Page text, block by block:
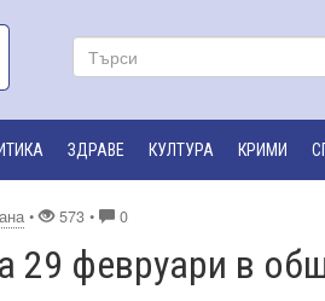
ЗДРАВЕ КУЛТУРА КРИМИ
• 573 • 0
29 февруари в